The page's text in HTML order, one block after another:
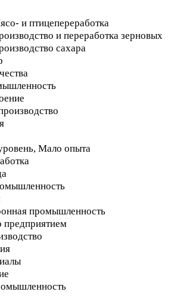
и птицепереработка
и переработка зерновых
сахара
Мало опыта
промышленность
предприятием